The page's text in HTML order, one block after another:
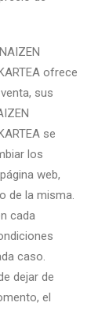
ofrece
sus
se
los
web,
de la misma.
cada
caso.
dejar de
el